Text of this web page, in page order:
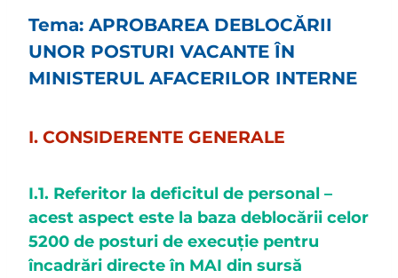
Tema: APROBAREA DEBLOCĂRII
UNOR POSTURI VACANTE ÎN
MINISTERUL AFACERILOR INTERNE
I. CONSIDERENTE GENERALE
I.1. Referitor la deficitul de personal –
acest aspect este la baza deblocării celor
5200 de posturi de execuție pentru
încadrări directe în MAI din sursă